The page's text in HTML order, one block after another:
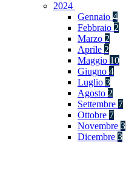
2024
Gennaio 4
Febbraio 2
Marzo 2
Aprile 2
Maggio 10
Giugno 4
Luglio 3
Agosto 2
Settembre 7
Ottobre 7
Novembre 3
Dicembre 3